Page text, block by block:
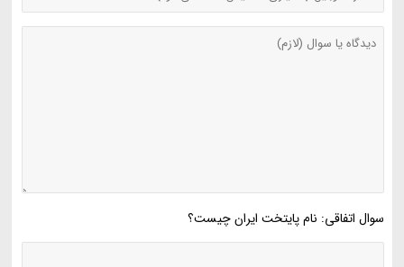
سوال اتفاقی: نام پایتخت ایران چیست؟